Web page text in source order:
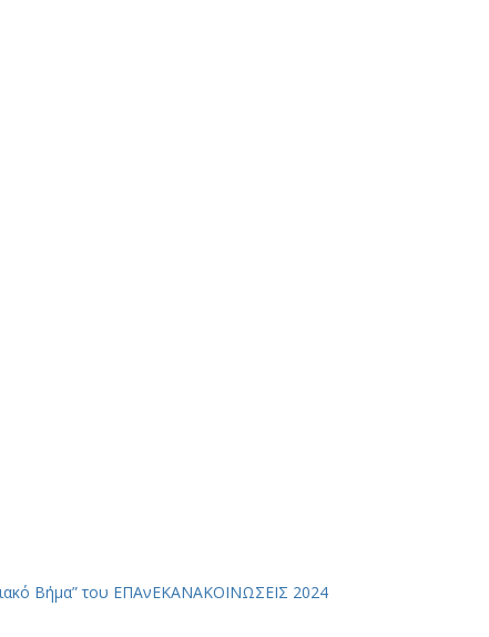
Βήμα” του ΕΠΑνΕΚΑΝΑΚΟΙΝΩΣΕΙΣ 2024